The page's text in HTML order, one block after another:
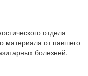
отдела
материала от павшего
болезней.